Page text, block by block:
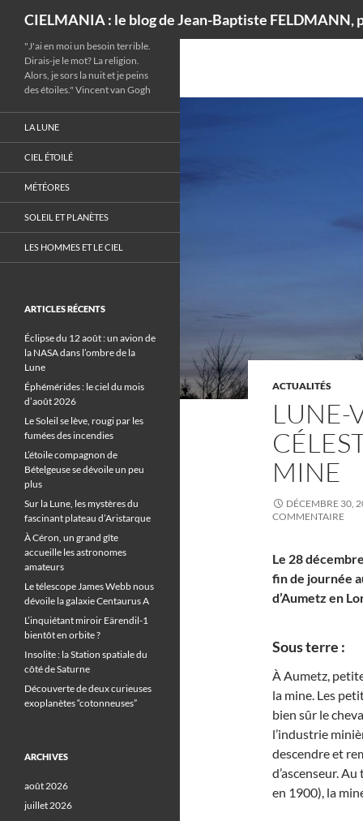
CIELMANIA : le blog de Jean-Baptiste FELDMANN,
ACTUALITÉS
LUNE-
MINE
DÉCEMBRE 30,
COMMENTAIRE
Le 28
fin de journée
d’Aumetz en
Sous terre :
À Aumetz,
la mine. Les
bien sûr le
l’industrie
descendre et
d’ascenseur.
en 1900), la
"J'ai en moi un besoin terrible.
Dirais-je le mot? La religion.
Alors, je sors la nuit et je peins
des étoiles." Vincent van Gogh
LA LUNE
CIEL ÉTOILÉ
MÉTÉORES
SOLEIL ET PLANÈTES
LES HOMMES ET LE CIEL
ARTICLES RÉCENTS
Éclipse du 12 août : un avion de
la NASA dans l’ombre de la
Lune
Éphémérides : le ciel du mois
d’août 2026
Le Soleil se lève, rougi par les
fumées des incendies
L’étoile compagnon de
Bételgeuse se dévoile un peu
plus
Sur la Lune, les mystères du
fascinant plateau d’Aristarque
À Céron, un grand gîte
accueille les astronomes
amateurs
Le télescope James Webb nous
dévoile la galaxie Centaurus A
L’inquiétant miroir Eärendil-1
bientôt en orbite ?
Insolite : la Station spatiale du
côté de Saturne
Découverte de deux curieuses
exoplanètes “cotonneuses”
ARCHIVES
août 2026
juillet 2026